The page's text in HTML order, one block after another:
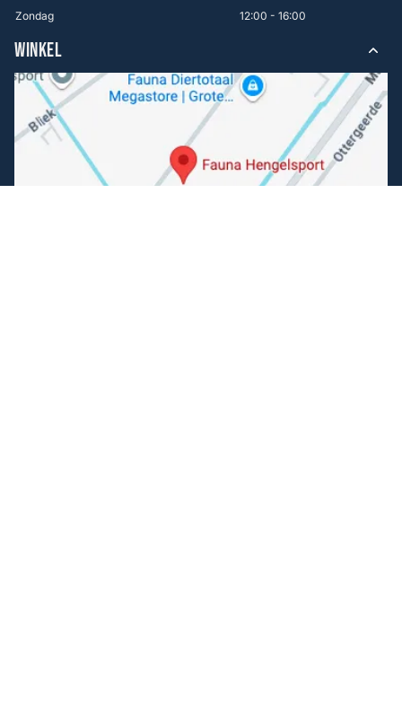
Zondag
12:00 - 16:00
WINKEL